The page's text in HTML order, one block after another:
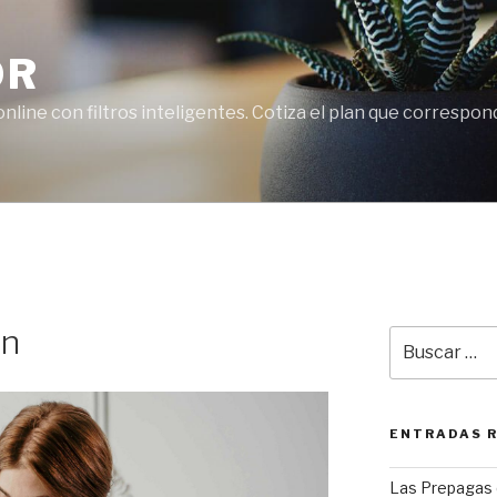
con filtros inteligentes. Cotiza el plan que
por:
ENTRADAS
Las Prepagas